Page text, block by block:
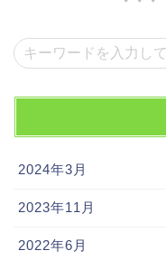
2024年3月
2023年11月
2022年6月